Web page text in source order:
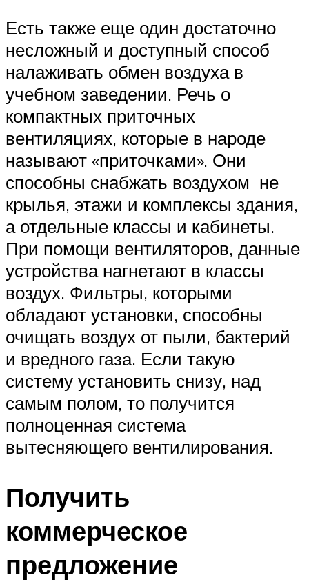
Есть также еще один достаточно
несложный и доступный способ
налаживать обмен воздуха в
учебном заведении. Речь о
компактных приточных
вентиляциях, которые в народе
называют «приточками». Они
способны снабжать воздухом не
крылья, этажи и комплексы здания,
а отдельные классы и кабинеты.
При помощи вентиляторов, данные
устройства нагнетают в классы
воздух. Фильтры, которыми
обладают установки, способны
очищать воздух от пыли, бактерий
и вредного газа. Если такую
систему установить снизу, над
самым полом, то получится
полноценная система
вытесняющего вентилирования.
Получить
коммерческое
предложение